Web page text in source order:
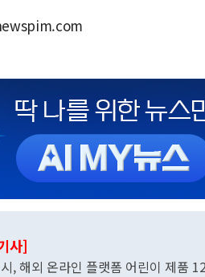
사]
, 해외 온라인 플랫폼 어린이 제품